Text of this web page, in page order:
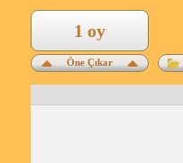
Öne Çıkar
1 oy